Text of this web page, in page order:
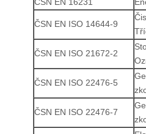
ČSN EN ISO 14644-9
ČSN EN ISO 21672-2
ČSN EN ISO 22476-5
ČSN EN ISO 22476-7